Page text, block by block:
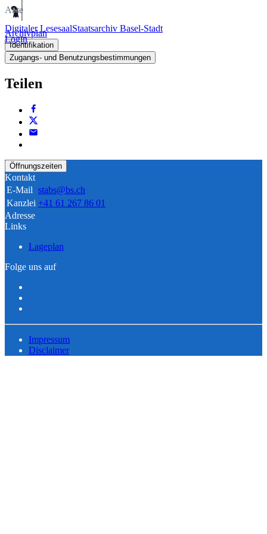
Digitaler LesesaalStaatsarchiv Basel-Stadt
Login
Akte
Archivplan
Identifikation
Zugangs- und Benutzungsbestimmungen
Teilen
Öffnungszeiten
Kontakt
E-Mail stabs@bs.ch
Kanzlei +41 61 267 86 01
Adresse
Links
Lageplan
Folge uns auf
Impressum
Disclaimer